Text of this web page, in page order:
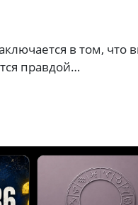
в том,
правдой…